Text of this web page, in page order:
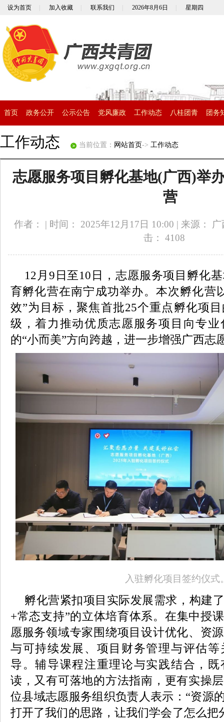
设为首页 加入收藏 联系我们 2026年8月6日 星期四
首页 政务公开 公示公告 党风廉政 工作动态 八桂团青 团务
工作动态 当前位置： 网站首页-> 工作动态
志愿服务项目孵化基地(广西)举
营
作者： | 时间： 2025年12月17日 10:00 | 来源：
击：4108
12月9日至10日，志愿服务项目孵化
育孵化营在南宁成功举办。本次孵化营
效”为目标，聚焦首批25个重点孵化项
级，着力推动优质志愿服务项目向专
的“小而美”方向跨越，进一步增强广西志
入驻孵化项目签约仪式
孵化营紧扣项目实际发展需求，构建
+常态支持”的立体培育体系。在集中授
愿服务领域专家围绕项目设计优化、资
与可持续发展、项目财务管理与评估
导。辅导课程注重理论与实践结合，
读，又有可落地的方法指南，更有实操
位县域志愿服务组织负责人表示：“资源
打开了我们的思路，让我们学会了怎么把